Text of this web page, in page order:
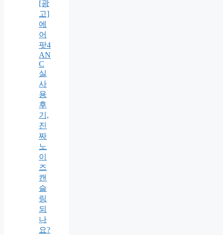
[광
고]
에
어
팟4
AN
C
실
사
용
후
기,
진
짜
노
이
즈
캔
슬
링
되
나
요?